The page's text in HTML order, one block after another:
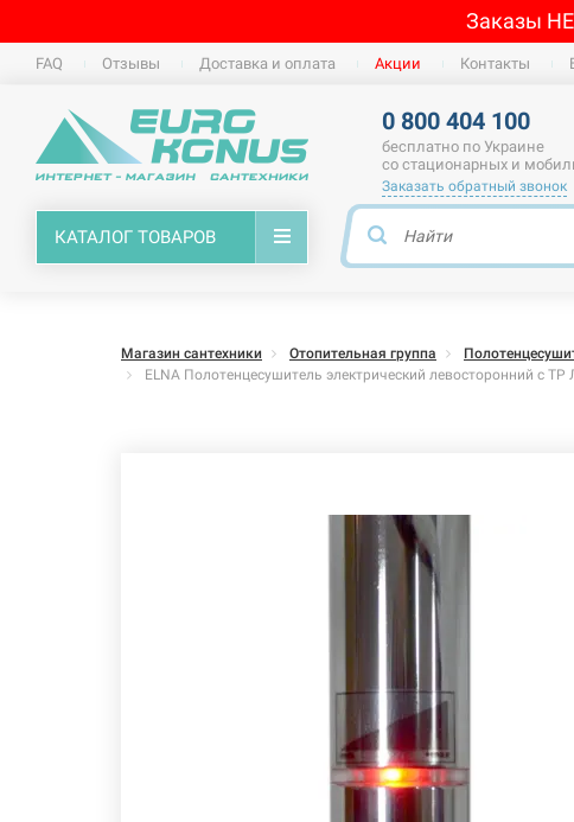
Заказы НЕ
FAQ Отзывы Доставка и оплата Акции Контакты
0 800 404 100
бесплатно по Украине
со стационарных и
Заказать обратный звонок
КАТАЛОГ ТОВАРОВ
Магазин сантехники Отопительная группа
ELNA Полотенцесушитель электрический левосторонний с